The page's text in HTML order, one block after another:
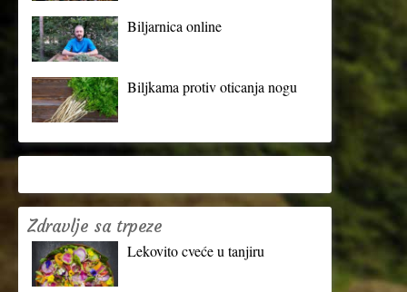
Biljarnica online
Biljkama protiv oticanja nogu
Zdravlje sa trpeze
Lekovito cveće u tanjiru